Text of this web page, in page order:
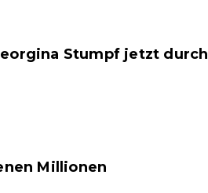
Stumpf jetzt durch
Millionen